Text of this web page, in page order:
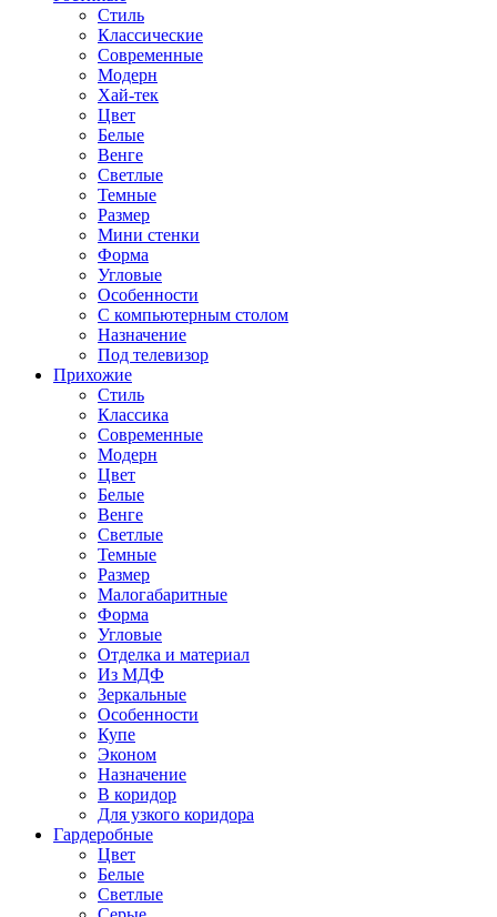
Стиль
Классические
Современные
Модерн
Хай-тек
Цвет
Белые
Венге
Светлые
Темные
Размер
Мини стенки
Форма
Угловые
Особенности
С компьютерным столом
Назначение
Под телевизор
Прихожие
Стиль
Классика
Современные
Модерн
Цвет
Белые
Венге
Светлые
Темные
Размер
Малогабаритные
Форма
Угловые
Отделка и материал
Из МДФ
Зеркальные
Особенности
Купе
Эконом
Назначение
В коридор
Для узкого коридора
Гардеробные
Цвет
Белые
Светлые